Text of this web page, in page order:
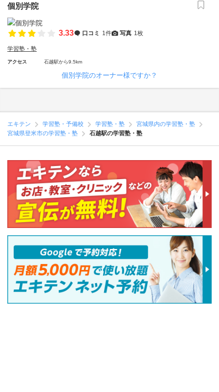
個別学院
3.33 口コミ 1件 写真 1枚
学習塾・塾
アクセス 石越駅から9.5km
個別学院のオーナー様ですか？
エキテン 学習塾・予備校 学習塾・塾
宮城県内の学習塾・塾
宮城県登米市の学習塾・塾
石越駅の学習塾・塾